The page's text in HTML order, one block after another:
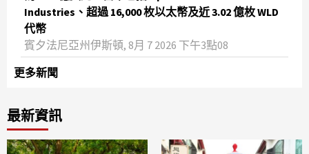
Industries、超過 16,000 枚以太幣及近 3.02 億枚 WLD
代幣
賓夕法尼亞州伊斯頓, 8月 7 2026 下午3點08
更多新聞
最新資訊